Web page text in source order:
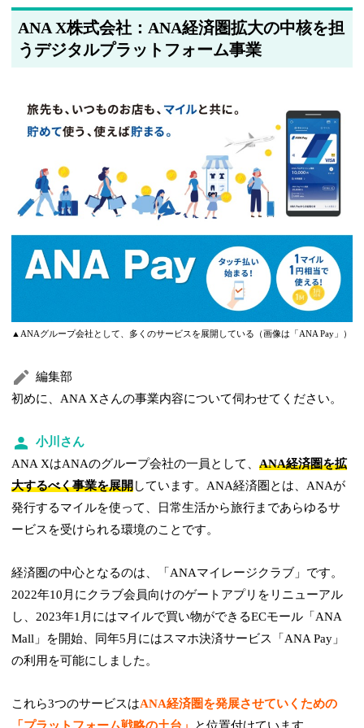
ANA X株式会社：ANA経済圏拡大の中核を担
うデジタルプラットフォーム事業
▲ANAグループ会社として、多くのサービスを展開している（画像は「ANA Pay」）
編集部
初めに、ANA Xさんの事業内容について伺わせてください。
小川さん
ANA XはANAのグループ会社の一員として、ANA経済圏を拡
大するべく事業を展開しています。ANA経済圏とは、ANAが
発行するマイルを使って、日常生活から旅行まであらゆるサ
ービスを受けられる環境のことです。
経済圏の中心となるのは、「ANAマイレージクラブ」です。
2022年10月にクラブ会員向けのゲートアプリをリニューアル
し、2023年1月にはマイルで買い物ができるECモール「ANA
Mall」を開始、同年5月にはスマホ決済サービス「ANA Pay」
の利用を可能にしました。
これら3つのサービスはANA経済圏を発展させていくための